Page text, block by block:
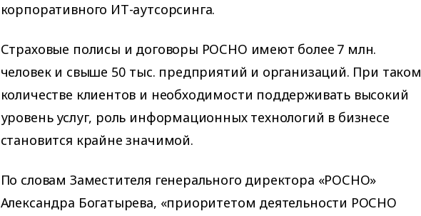
корпоративного ИТ-аутсорсинга.
Страховые полисы и договоры РОСНО имеют более 7 млн.
человек и свыше 50 тыс. предприятий и организаций. При таком
количестве клиентов и необходимости поддерживать высокий
уровень услуг, роль информационных технологий в бизнесе
становится крайне значимой.
По словам Заместителя генерального директора «РОСНО»
Александра Богатырева, «приоритетом деятельности РОСНО